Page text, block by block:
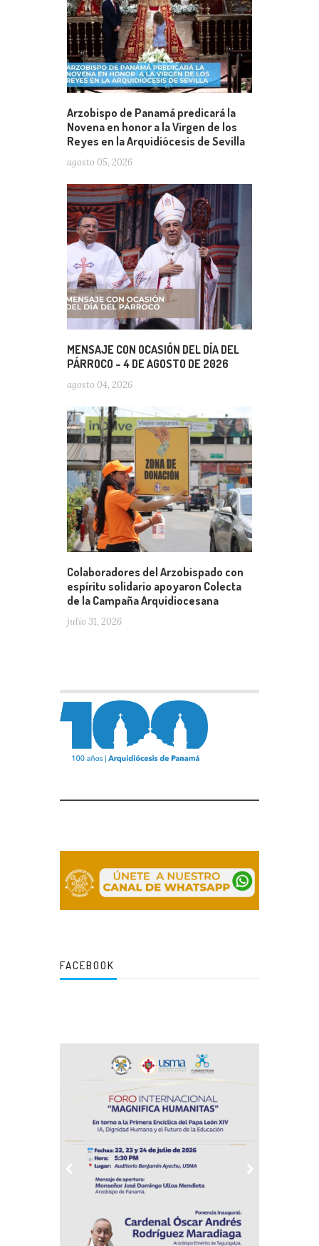
Arzobispo de Panamá predicará la
Novena en honor a la Virgen de los
Reyes en la Arquidiócesis de Sevilla
agosto 05, 2026
MENSAJE CON OCASIÓN DEL DÍA DEL
PÁRROCO – 4 DE AGOSTO DE 2026
agosto 04, 2026
Colaboradores del Arzobispado con
espíritu solidario apoyaron Colecta
de la Campaña Arquidiocesana
julio 31, 2026
FACEBOOK